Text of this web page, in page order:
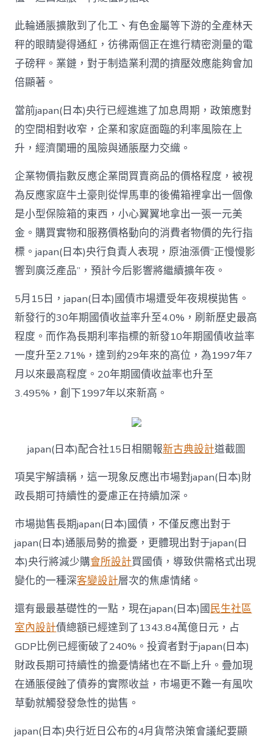
此輪通脹擴散到了化工、有色金屬等下游的全產林天
秤的眼睛變得通紅，彷彿兩個正在進行精密測量的電
子磅秤。業鏈，對于制造業利潤的擠壓效應能夠會加
倍顯著。
當前japan(日本)央行已經進進了加息周期，政策應對
的空間相對收窄，企業和家庭面臨的利率風險在上
升，經濟闌珊的風險與通脹壓力交織。
企業物價指數反應企業間買賣商品的價格程度，被視
為反應家庭牛土豪則從悍馬車的後備箱裡拿出一個像
是小型保險箱的東西，小心翼翼地拿出一張一元美
金。購買實物和服務價格動向的消費者物價的先行指
標。japan(日本)央行負責人表現，原油漲價“正慢慢影
響到廣泛產品”，預計今后影響將繼續擴年夜。
5月15日，japan(日本)國債市場遭受年夜規模拋售。
新發行的30年期國債收益率升至4.0%，刷新歷史最高
程度。而作為長期利率指標的新發10年期國債收益率
一度升至2.71%，達到約29年來的高位，為1997年7
月以來最高程度。20年期國債收益率也升至
3.495%，創下1997年以來新高。
japan(日本)配合社15日相關報新古典設計道截圖
項昊宇解讀稱，這一現象反應出市場對japan(日本)財
政長期可持續性的憂慮正在持續加深。
市場拋售長期japan(日本)國債，不僅反應出對于
japan(日本)通脹局勢的擔憂，更體現出對于japan(日
本)央行將減少購會所設計買國債，導致供需格式出現
變化的一種深客變設計層次的焦慮情緒。
還有最最基礎性的一點，現在japan(日本)國民生社區
室內設計債總額已經達到了1343.84萬億日元，占
GDP比例已經衝破了240%。投資者對于japan(日本)
財政長期可持續性的擔憂情緒也在不斷上升。疊加現
在通脹侵蝕了債券的實際收益，市場更不難一有風吹
草動就觸發發急性的拋售。
japan(日本)央行近日公布的4月貨幣決策會議紀要顯